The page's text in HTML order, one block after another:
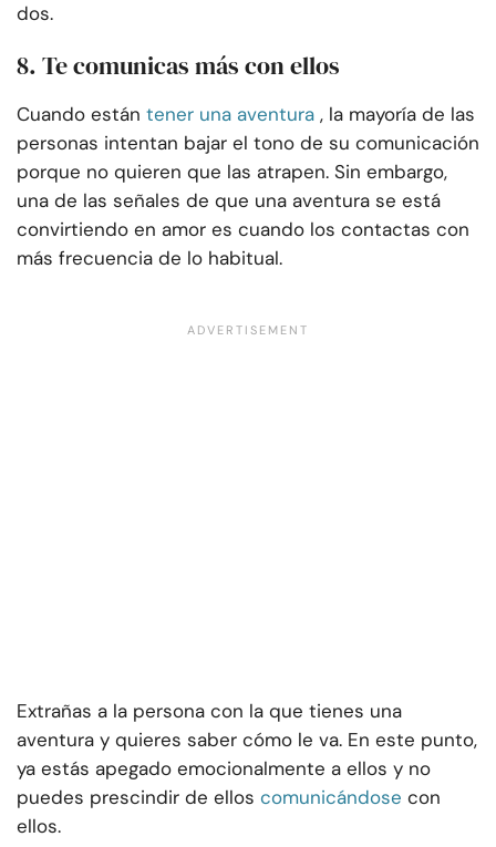
dos.
8. Te comunicas más con ellos
Cuando están tener una aventura , la mayoría de las
personas intentan bajar el tono de su comunicación
porque no quieren que las atrapen. Sin embargo,
una de las señales de que una aventura se está
convirtiendo en amor es cuando los contactas con
más frecuencia de lo habitual.
Extrañas a la persona con la que tienes una
aventura y quieres saber cómo le va. En este punto,
ya estás apegado emocionalmente a ellos y no
puedes prescindir de ellos comunicándose con
ellos.